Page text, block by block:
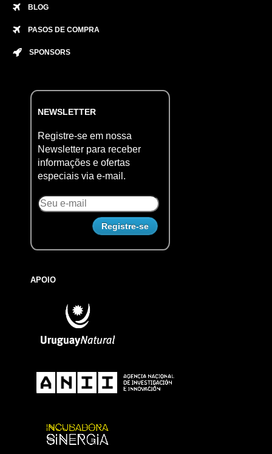
BLOG
PASOS DE COMPRA
SPONSORS
NEWSLETTER
Registre-se em nossa
Newsletter para receber
informações e ofertas
especiais via e-mail.
APOIO